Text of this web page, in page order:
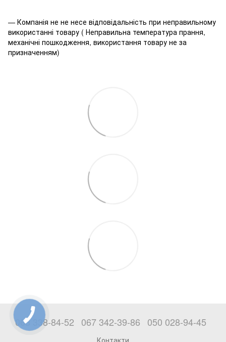
— Компанія не не несе відповідальність при неправильному
використанні товару ( Неправильна температура прання,
механічні пошкодження, використання товару не за
призначенням)
063 338-84-52 067 342-39-86 050 028-94-45
Контакти